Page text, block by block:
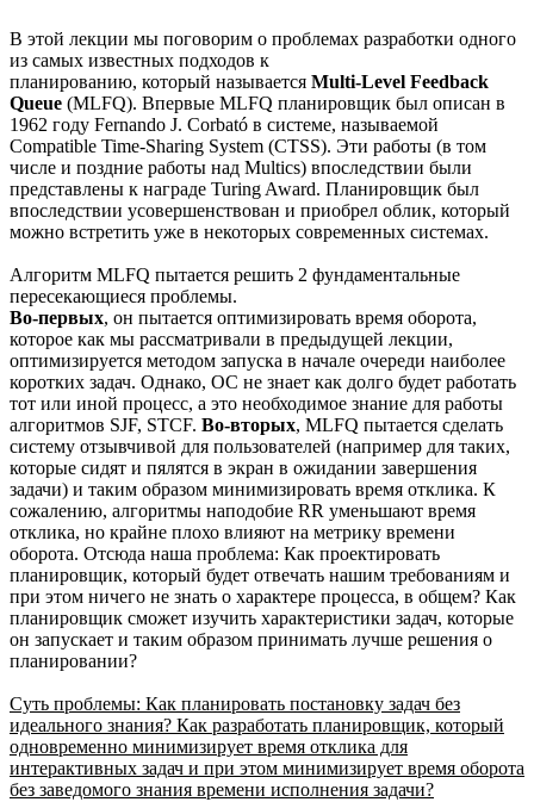
В этой лекции мы поговорим о проблемах разработки одного
из самых известных подходов к
планированию, который называется Multi-Level Feedback
Queue (MLFQ). Впервые MLFQ планировщик был описан в
1962 году Fernando J. Corbató в системе, называемой
Compatible Time-Sharing System (CTSS). Эти работы (в том
числе и поздние работы над Multics) впоследствии были
представлены к награде Turing Award. Планировщик был
впоследствии усовершенствован и приобрел облик, который
можно встретить уже в некоторых современных системах.
Алгоритм MLFQ пытается решить 2 фундаментальные
пересекающиеся проблемы.
Во-первых, он пытается оптимизировать время оборота,
которое как мы рассматривали в предыдущей лекции,
оптимизируется методом запуска в начале очереди наиболее
коротких задач. Однако, ОС не знает как долго будет работать
тот или иной процесс, а это необходимое знание для работы
алгоритмов SJF, STCF. Во-вторых, MLFQ пытается сделать
систему отзывчивой для пользователей (например для таких,
которые сидят и пялятся в экран в ожидании завершения
задачи) и таким образом минимизировать время отклика. К
сожалению, алгоритмы наподобие RR уменьшают время
отклика, но крайне плохо влияют на метрику времени
оборота. Отсюда наша проблема: Как проектировать
планировщик, который будет отвечать нашим требованиям и
при этом ничего не знать о характере процесса, в общем? Как
планировщик сможет изучить характеристики задач, которые
он запускает и таким образом принимать лучше решения о
планировании?
Суть проблемы: Как планировать постановку задач без
идеального знания? Как разработать планировщик, который
одновременно минимизирует время отклика для
интерактивных задач и при этом минимизирует время оборота
без заведомого знания времени исполнения задачи?